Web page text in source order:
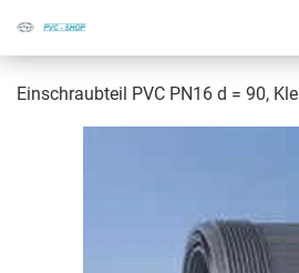
Ein­schraub­teil PVC PN16 d = 90,